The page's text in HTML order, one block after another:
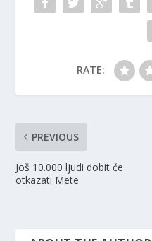
RATE:
PREVIOUS
Još 10.000 ljudi dobit će
otkazati Mete